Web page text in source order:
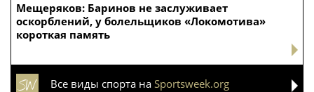
Мещеряков: Баринов не заслуживает
оскорблений, у болельщиков «Локомотива»
короткая память
Все виды спорта на Sportsweek.org